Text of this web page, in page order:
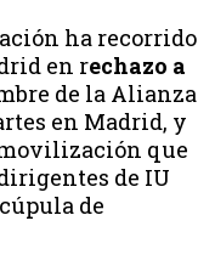
ha recorrido
en rechazo a
de la Alianza
en Madrid, y
que
de IU
de